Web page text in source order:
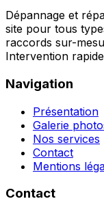
Dépannage et
site pour tous
raccords sur-
Intervention
Navigation
Présentation
Galerie
Nos services
Contact
Mentions
Contact